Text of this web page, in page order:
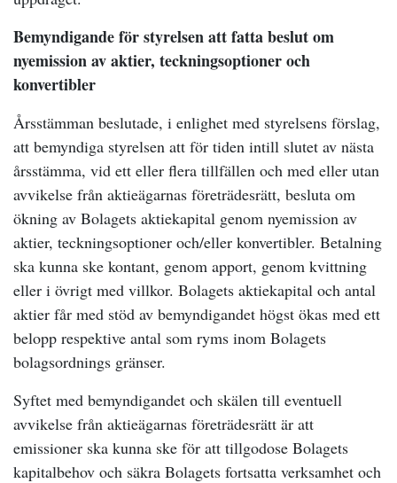
Bemyndigande för styrelsen att fatta beslut om
nyemission av aktier, teckningsoptioner och
konvertibler
Årsstämman beslutade, i enlighet med styrelsens förslag,
att bemyndiga styrelsen att för tiden intill slutet av nästa
årsstämma, vid ett eller flera tillfällen och med eller utan
avvikelse från aktieägarnas företrädesrätt, besluta om
ökning av Bolagets aktiekapital genom nyemission av
aktier, teckningsoptioner och/eller konvertibler. Betalning
ska kunna ske kontant, genom apport, genom kvittning
eller i övrigt med villkor. Bolagets aktiekapital och antal
aktier får med stöd av bemyndigandet högst ökas med ett
belopp respektive antal som ryms inom Bolagets
bolagsordnings gränser.
Syftet med bemyndigandet och skälen till eventuell
avvikelse från aktieägarnas företrädesrätt är att
emissioner ska kunna ske för att tillgodose Bolagets
kapitalbehov och säkra Bolagets fortsatta verksamhet och